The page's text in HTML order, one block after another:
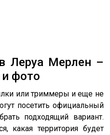
Леруа Мерлен –
и фото
или триммеры и еще не
посетить официальный
подходящий вариант.
какая территория будет